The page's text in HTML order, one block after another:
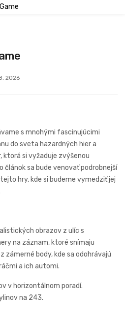
2026
s mnohými fascinujúcimi
do sveta hazardných hier a
ktorá si vyžaduje zvýšenou
článok sa bude venovať podrobnejší
tejto hry, kde si budeme vymedziť jej
obrazov z ulíc s
na záznam, ktoré snímaju
zámerné body, kde sa odohrávajú
a ich automi.
v horizontálnom poradí.
na 243.